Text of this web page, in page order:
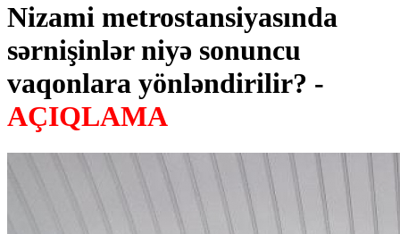
Nizami metrostansiyasında
sərnişinlər niyə sonuncu
vaqonlara yönləndirilir? -
AÇIQLAMA